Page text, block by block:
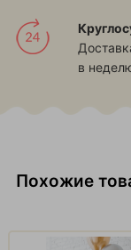
в
Похожие